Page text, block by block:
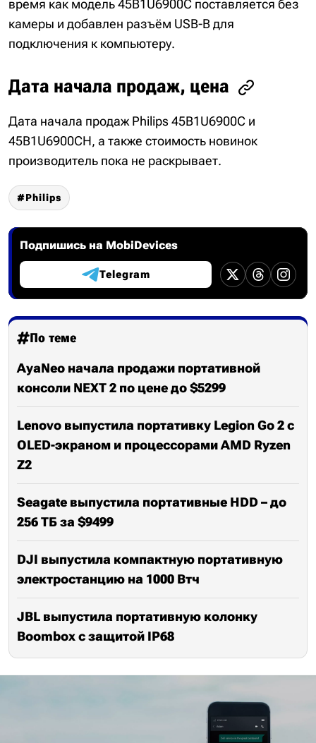
время как модель 45B1U6900C поставляется без
камеры и добавлен разъём USB-B для
подключения к компьютеру.
Дата начала продаж, цена
Дата начала продаж Philips 45B1U6900C и
45B1U6900CH, а также стоимость новинок
производитель пока не раскрывает.
Philips
Подпишись на MobiDevices
Telegram
По теме
AyaNeo начала продажи портативной
консоли NEXT 2 по цене до $5299
Lenovo выпустила портативку Legion Go 2 с
OLED-экраном и процессорами AMD Ryzen
Z2
Seagate выпустила портативные HDD – до
256 ТБ за $9499
DJI выпустила компактную портативную
электростанцию на 1000 Втч
JBL выпустила портативную колонку
Boombox с защитой IP68